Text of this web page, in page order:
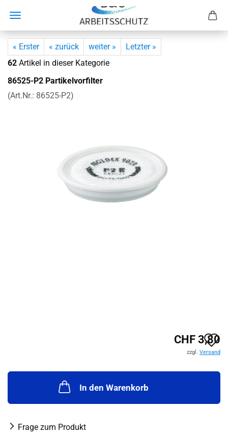
« Erster « zurück weiter »
Letzter »
62 Artikel in dieser Kategorie
86525-​P2 Par­ti­kel­vor­fil­ter
(Art.Nr.: 86525-​P2)
CHF 3,80
zzgl. Versand
In den Warenkorb
Frage zum Produkt